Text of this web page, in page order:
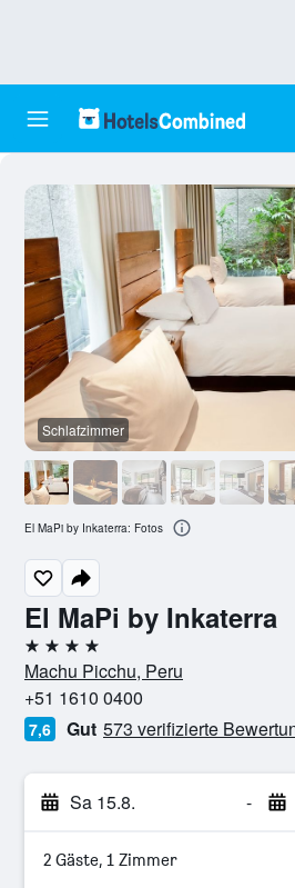
El MaPi by Inkaterra
4 Sterne
Machu Picchu, Peru
+51 1610 0400
7,6 Gut 573 verifizierte
Sa 15.8. -
2 Gäste, 1 Zimmer
Schlafzimmer
El MaPi by Inkaterra: Fotos